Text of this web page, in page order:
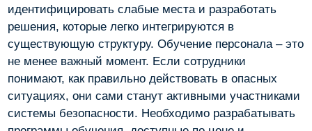
идентифицировать слабые места и разработать
решения, которые легко интегрируются в
существующую структуру. Обучение персонала – это
не менее важный момент. Если сотрудники
понимают, как правильно действовать в опасных
ситуациях, они сами станут активными участниками
системы безопасности. Необходимо разрабатывать